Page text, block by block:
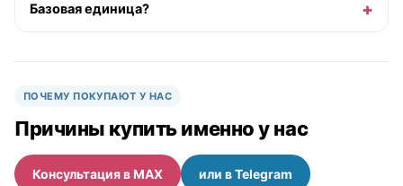
Базовая единица?
ПОЧЕМУ ПОКУПАЮТ У НАС
Причины купить именно у нас
Консультация в MAX или в Telegram